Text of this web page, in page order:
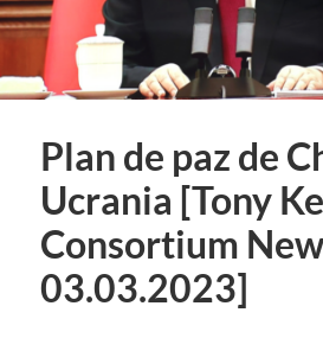
Plan de paz de
Ucrania [Tony
Consortium
03.03.2023]